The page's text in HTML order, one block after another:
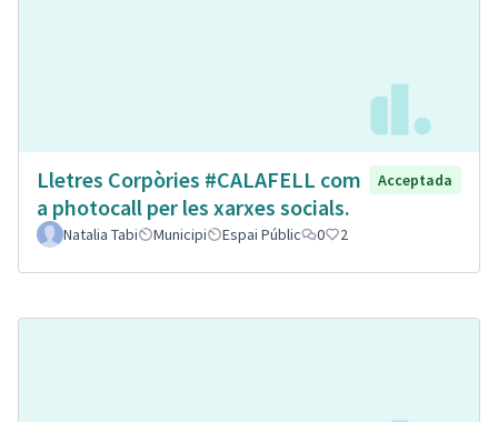
Lletres Corpòries #CALAFELL com
a photocall per les xarxes socials.
Acceptada
Natalia Tabi Municipi Espai Públic 0 2